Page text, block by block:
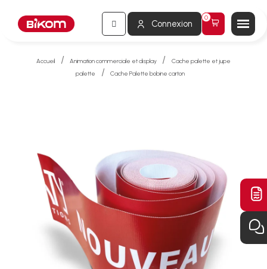
Connexion
Accueil Animation commerciale et display
Cache palette et jupe
palette
Cache Palette bobine carton